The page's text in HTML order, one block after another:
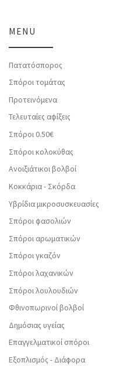
MENU
Πατατόσπορος
Σπόροι τομάτας
Προτεινόμενα
Τελευταίες αφίξεις
Σπόροι 0.50€
Σπόροι κολοκύθας
Ανοιξιάτικοι βολβοί
Κοκκάρια - Σκόρδα
Υβρίδια μικροσυσκευασίες
Σπόροι φασολιών
Σπόροι αρωματικών
Σπόροι γκαζόν
Σπόροι λαχανικών
Σπόροι λουλουδιών
Φθινοπωρινοί βολβοί
Δημόσιας υγείας
Επαγγελματικοί σπόροι
Εξοπλισμός - Διάφορα